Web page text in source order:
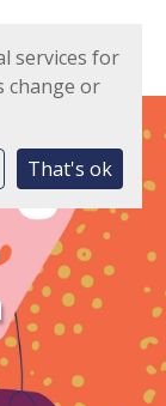
services for
change or
That's ok